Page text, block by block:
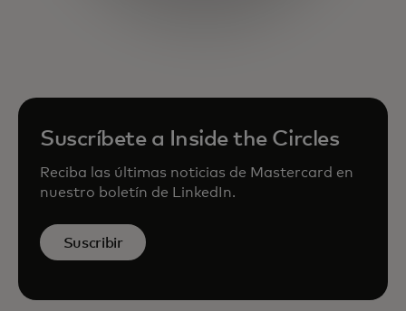
Suscríbete a Inside the Circles
Reciba las últimas noticias de Mastercard en
nuestro boletín de LinkedIn.
Suscribir